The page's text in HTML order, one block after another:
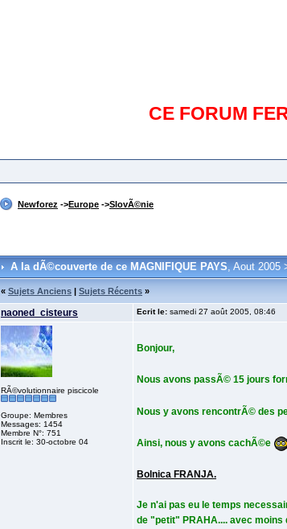
CE FORUM
Newforez ->Europe ->SlovÃ©nie
A la dÃ©couverte de ce MAGNIFIQUE PAYS, Aout 2005
« Sujets Anciens | Sujets Récents »
naoned_cisteurs Ecrit le: samedi 27 août 2005, 08:46
RÃ©volutionnaire piscicole
Groupe: Membres
Messages: 1454
Membre N°: 751
Inscrit le: 30-octobre 04
Bonjour,
Nous avons passÃ© 15 jours
Nous y avons rencontrÃ© des
Ainsi, nous y avons cachÃ©e
Bolnica FRANJA.
Je n'ai pas eu le temps
de "petit" PRAHA.... avec moins